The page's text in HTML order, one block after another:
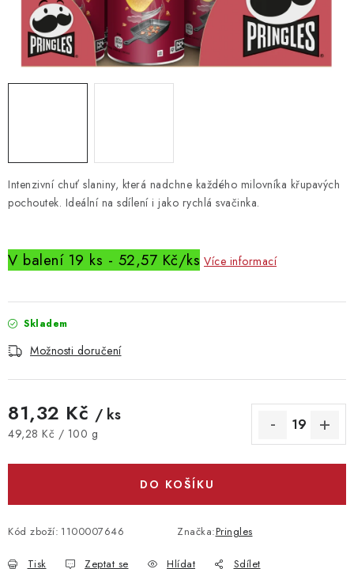
Vrácení zboží
Intenzivní chuť slaniny, která nadchne každého milovníka křupavých
pochoutek. Ideální na sdílení i jako rychlá svačinka.
V balení 19 ks - 52,57 Kč/ks Více informací
Skladem
Možnosti doručení
81,32 Kč / ks
Měrná cena:
49,28 Kč / 100 g
DO KOŠÍKU
Kód zboží: 1100007646 Značka:Pringles
Tisk Zeptat se Hlídat Sdílet